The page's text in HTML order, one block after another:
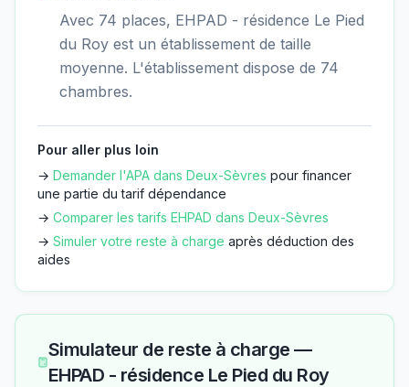
Avec 74 places, EHPAD - résidence Le Pied
du Roy est un établissement de taille
moyenne. L'établissement dispose de 74
chambres.
Pour aller plus loin
→ Demander l'APA dans Deux-Sèvres pour financer
une partie du tarif dépendance
→ Comparer les tarifs EHPAD dans Deux-Sèvres
→ Simuler votre reste à charge après déduction des
aides
Simulateur de reste à charge —
EHPAD - résidence Le Pied du Roy